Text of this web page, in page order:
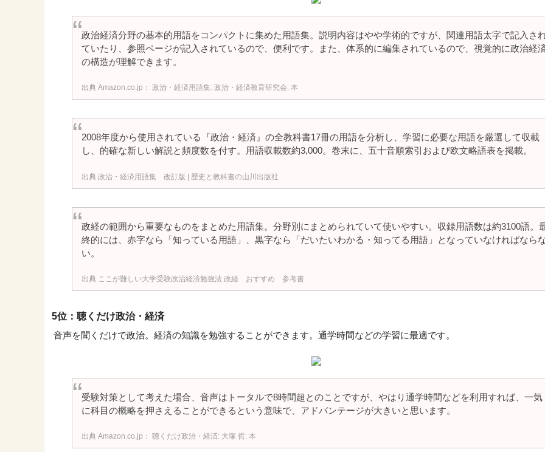
政治経済分野の基本的用語をコンパクトに集めた用語集。説明内容はやや学術的ですが、関連用語太字で記入さ
ていたり、参照ページが記入されているので、便利です。また、体系的に編集されているので、視覚的に政治経
の構造が理解できます。
Amazon.co.jp： 政治・経済用語集: 政治・経済教育研究会: 本
2008年度から使用されている『政治・経済』の全教科書17冊の用語を分析し、学習に必要な用語を厳選して収載
し、的確な新しい解説と頻度数を付す。用語収載数約3,000。巻末に、五十音順索引および欧文略語表を掲載。
政治・経済用語集 改訂版 | 歴史と教科書の山川出版社
政経の範囲から重要なものをまとめた用語集。分野別にまとめられていて使いやすい。収録用語数は約3100語。
終的には、赤字なら「知っている用語」、黒字なら「だいたいわかる・知ってる用語」となっていなければなら
い。
ここが難しい大学受験政治経済勉強法 政経 おすすめ 参考書
5位：聴くだけ政治・経済
音声を聞くだけで政治。経済の知識を勉強することができます。通学時間などの学習に最適です。
受験対策として考えた場合、音声はトータルで8時間超とのことですが、やはり通学時間などを利用すれば、一気
に科目の概略を押さえることができるという意味で、アドバンテージが大きいと思います。
Amazon.co.jp： 聴くだけ政治・経済: 大塚 哲: 本